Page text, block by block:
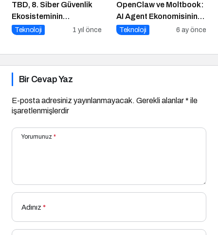
TBD, 8. Siber Güvenlik
Ekosisteminin
Geliştirilmesi Zirvesi’ni
Teknoloji 1 yıl önce
OpenClaw ve Moltbook:
AI Agent Ekonomisinin
İlk Altyapıları
Teknoloji 6 ay önce
Bir Cevap Yaz
E-posta adresiniz yayınlanmayacak. Gerekli alanlar* ile
işaretlenmişlerdir
Yorumunuz *
Adınız *